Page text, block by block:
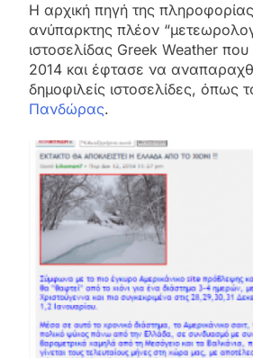
Η αρχική πηγή της
ανύπαρκτης πλέον
ιστοσελίδας Greek Weather
2014 και έφτασε να
δημοφιλείς ιστοσελίδες, όπως
Πανδώρας.